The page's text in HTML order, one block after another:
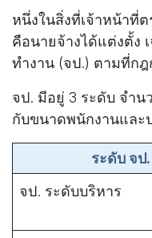
หนึ่งในสิ่งที่เจ้าหน้าที่
คือนายจ้างได้แต่งตั้ง
ทำงาน (จป.) ตามที่ก
จป. มีอยู่ 3 ระดับ จำ
กับขนาดพนักงานและ
ระดับ จป.
จป. ระดับบริหาร